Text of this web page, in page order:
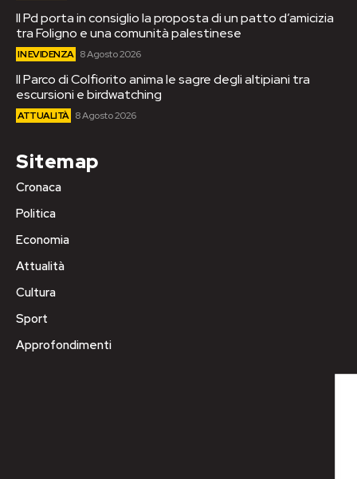
Il Pd porta in consiglio la proposta di un patto d’amicizia
tra Foligno e una comunità palestinese
IN EVIDENZA 8 Agosto 2026
Il Parco di Colfiorito anima le sagre degli altipiani tra
escursioni e birdwatching
ATTUALITÀ 8 Agosto 2026
Sitemap
Cronaca
Politica
Economia
Attualità
Cultura
Sport
Approfondimenti